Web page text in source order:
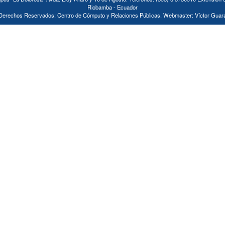
Riobamba - Ecuador
Reservados: Centro de Cómputo y Relaciones Públicas. Webmaster: Víctor